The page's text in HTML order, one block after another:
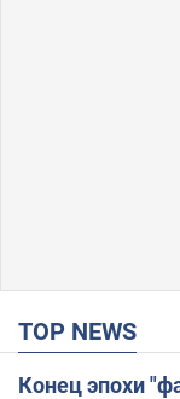
TOP NEWS
Конец эпохи